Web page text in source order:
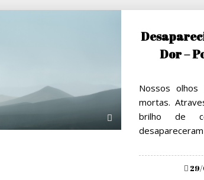
Dor –
Nossos
mortas.
brilho de